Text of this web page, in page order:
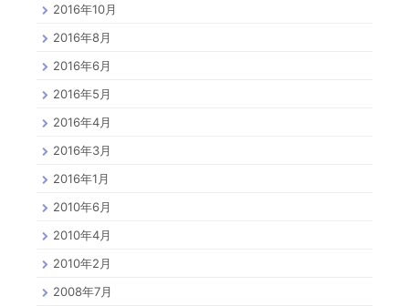
2016年10月
2016年8月
2016年6月
2016年5月
2016年4月
2016年3月
2016年1月
2010年6月
2010年4月
2010年2月
2008年7月